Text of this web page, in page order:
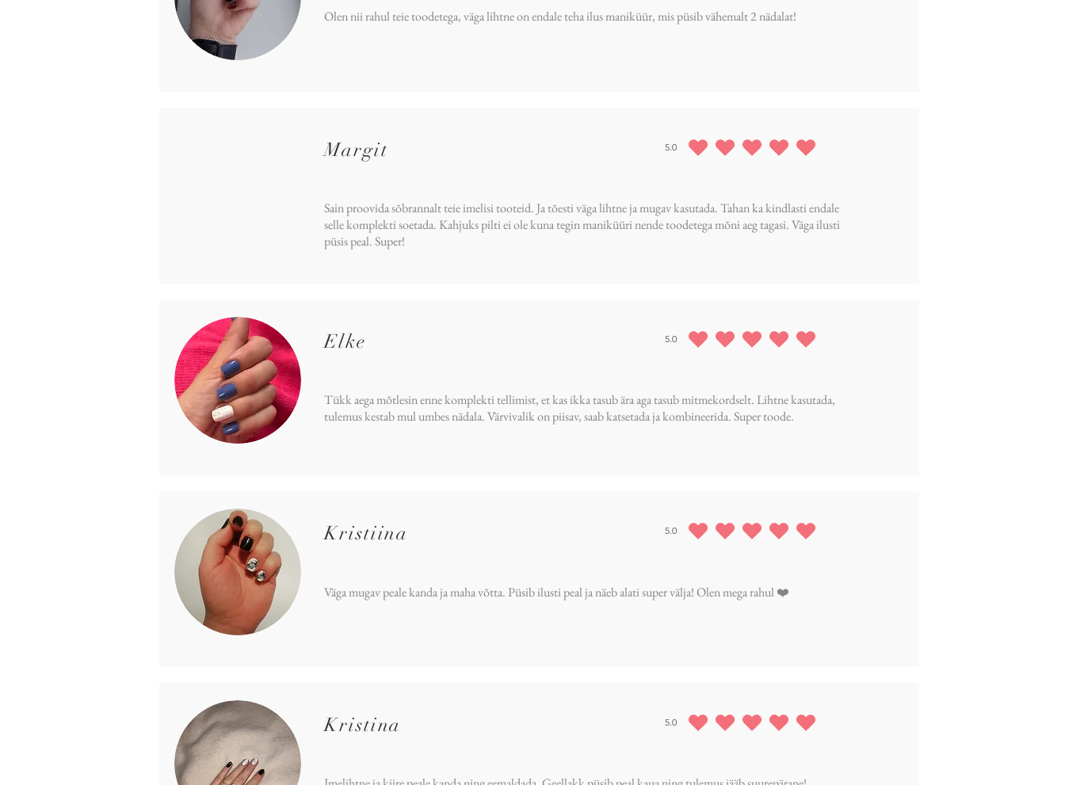
Olen nii rahul teie toodetega, väga lihtne on endale teha ilus maniküür, mis püsib vähemalt 2 nädalat!
Margit 5.0
average rating is 5 out of 5
Sain proovida sõbrannalt teie imelisi tooteid. Ja tõesti väga lihtne ja mugav kasutada. Tahan ka kindlasti endale
selle komplekti soetada. Kahjuks pilti ei ole kuna tegin maniküüri nende toodetega mõni aeg tagasi. Väga ilusti
püsis peal. Super!
Elke 5.0
average rating is 5 out of 5
Tükk aega mõtlesin enne komplekti tellimist, et kas ikka tasub ära aga tasub mitmekordselt. Lihtne kasutada,
tulemus kestab mul umbes nädala. Värvivalik on piisav, saab katsetada ja kombineerida. Super toode.
Kristiina 5.0
average rating is 5 out of 5
Väga mugav peale kanda ja maha võtta. Püsib ilusti peal ja näeb alati super välja! Olen mega rahul ❤️
Kristina 5.0
average rating is 5 out of 5